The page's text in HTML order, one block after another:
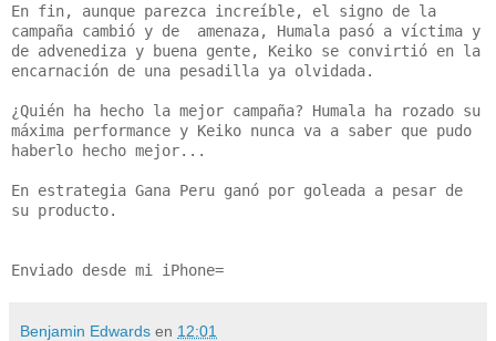
En fin, aunque parezca increíble, el signo de la
campaña cambió y de amenaza, Humala pasó a víctima y
de advenediza y buena gente, Keiko se convirtió en la
encarnación de una pesadilla ya olvidada.
¿Quién ha hecho la mejor campaña? Humala ha rozado su
máxima performance y Keiko nunca va a saber que pudo
haberlo hecho mejor...
En estrategia Gana Peru ganó por goleada a pesar de
su producto.
Enviado desde mi iPhone=
Benjamin Edwards en 12:01